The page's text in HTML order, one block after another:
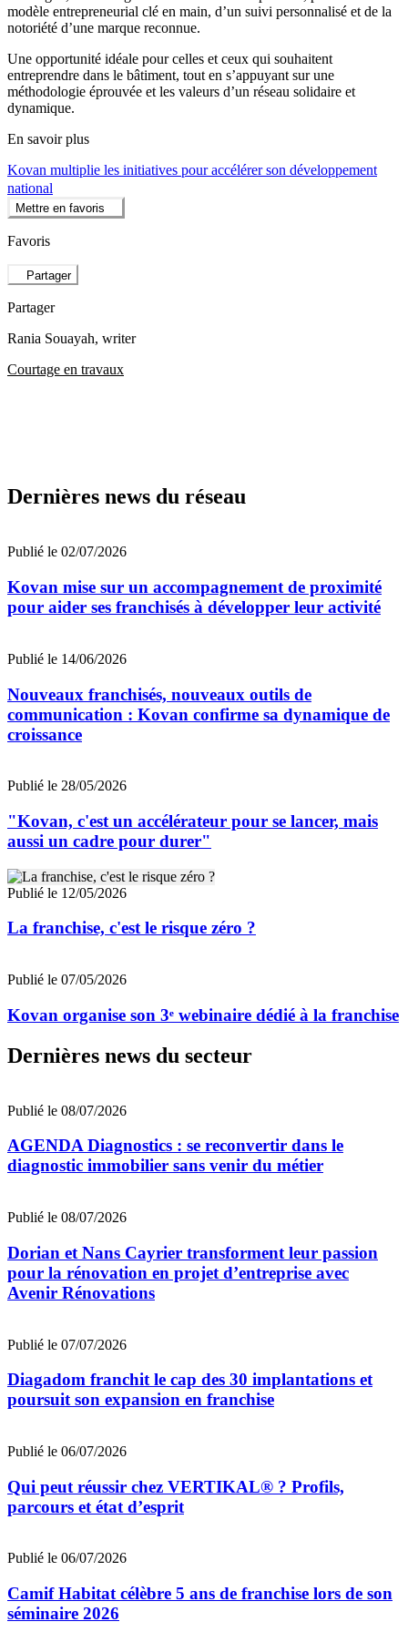
modèle entrepreneurial clé en main, d’un suivi personnalisé et de la
notoriété d’une marque reconnue.
Une opportunité idéale pour celles et ceux qui souhaitent
entreprendre dans le bâtiment, tout en s’appuyant sur une
méthodologie éprouvée et les valeurs d’un réseau solidaire et
dynamique.
En savoir plus
Kovan multiplie les initiatives pour accélérer son développement
national
Mettre en favoris
Favoris
Partager
Partager
Rania Souayah, writer
Courtage en travaux
Dernières news du réseau
Publié le 02/07/2026
Kovan mise sur un accompagnement de proximité
pour aider ses franchisés à développer leur activité
Publié le 14/06/2026
Nouveaux franchisés, nouveaux outils de
communication : Kovan confirme sa dynamique de
croissance
Publié le 28/05/2026
"Kovan, c'est un accélérateur pour se lancer, mais
aussi un cadre pour durer"
Publié le 12/05/2026
La franchise, c'est le risque zéro ?
Publié le 07/05/2026
Kovan organise son 3ᵉ webinaire dédié à la franchise
Dernières news du secteur
Publié le 08/07/2026
AGENDA Diagnostics : se reconvertir dans le
diagnostic immobilier sans venir du métier
Publié le 08/07/2026
Dorian et Nans Cayrier transforment leur passion
pour la rénovation en projet d’entreprise avec
Avenir Rénovations
Publié le 07/07/2026
Diagadom franchit le cap des 30 implantations et
poursuit son expansion en franchise
Publié le 06/07/2026
Qui peut réussir chez VERTIKAL® ? Profils,
parcours et état d’esprit
Publié le 06/07/2026
Camif Habitat célèbre 5 ans de franchise lors de son
séminaire 2026